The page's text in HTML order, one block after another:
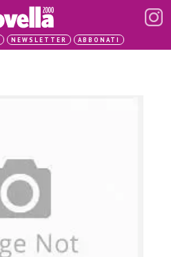
NEWSLETTER ABBONATI